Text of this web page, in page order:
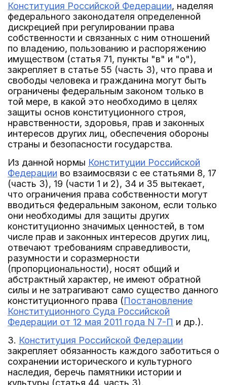
Конституция Российской Федерации, наделяя
федерального законодателя определенной
дискрецией при регулировании права
собственности и связанных с ним отношений
по владению, пользованию и распоряжению
имуществом (статья 71, пункты "в" и "о"),
закрепляет в статье 55 (часть 3), что права и
свободы человека и гражданина могут быть
ограничены федеральным законом только в
той мере, в какой это необходимо в целях
защиты основ конституционного строя,
нравственности, здоровья, прав и законных
интересов других лиц, обеспечения обороны
страны и безопасности государства.
Из данной нормы Конституции Российской
Федерации во взаимосвязи с ее статьями 8, 17
(часть 3), 19 (части 1 и 2), 34 и 35 вытекает,
что ограничения права собственности могут
вводиться федеральным законом, если только
они необходимы для защиты других
конституционно значимых ценностей, в том
числе прав и законных интересов других лиц,
отвечают требованиям справедливости,
разумности и соразмерности
(пропорциональности), носят общий и
абстрактный характер, не имеют обратной
силы и не затрагивают само существо данного
конституционного права (Постановление
Конституционного Суда Российской
Федерации от 12 мая 2011 года N 7-П и др.).
3. Конституция Российской Федерации
закрепляет обязанность каждого заботиться о
сохранении исторического и культурного
наследия, беречь памятники истории и
культуры (статья 44, часть 3).